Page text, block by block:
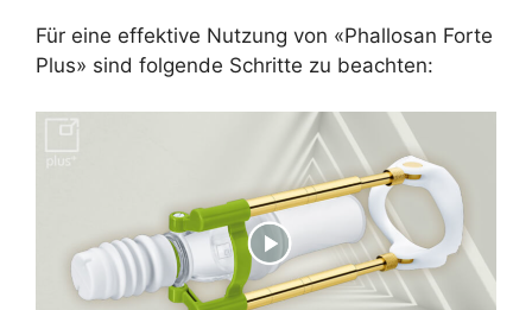
Für eine effektive Nutzung von «Phallosan Forte
Plus» sind folgende Schritte zu beachten: